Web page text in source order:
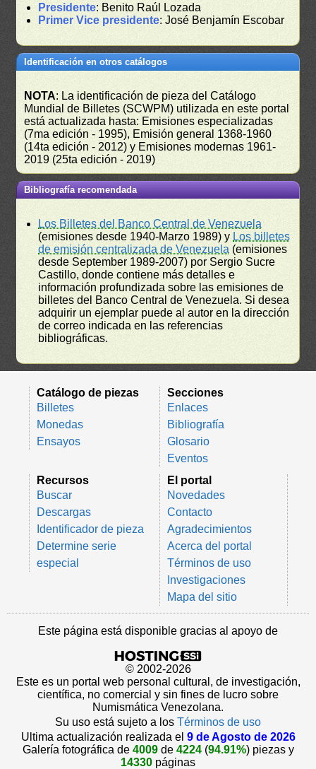
Presidente: Benito Raúl Lozada
Primer Vice presidente: José Benjamín Escobar
Identificación en otros catálogos
NOTA: La identificación de pieza del Catálogo
Mundial de Billetes (SCWPM) utilizada en este portal
está actualizada hasta: Emisiones especializadas
(7ma edición - 1995), Emisión general 1368-1960
(14ta edición - 2012) y Emisiones modernas 1961-
2019 (25ta edición - 2019)
Bibliografía recomendada
Los Billetes del Banco Central de Venezuela
(emisiones desde 1940-Marzo 1989) y Los billetes
de emisión centralizada de Venezuela (emisiones
desde September 1989-2007) por Sergio Sucre
Castillo, donde contiene más detalles e
información profundizada sobre las emisiones de
billetes del Banco Central de Venezuela. Si desea
adquirir un ejemplar puede al autor en la dirección
de correo indicada en las referencias
bibliográficas.
Catálogo de piezas
Billetes
Monedas
Ensayos
Secciones
Enlaces
Bibliografía
Glosario
Eventos
Recursos
Buscar
Descargas
Identificador de pieza
Determine serie
especial
El portal
Novedades
Contacto
Agradecimientos
Acerca del portal
Términos de uso
Investigaciones
Mapa del sitio
Este página está disponible gracias al apoyo de
© 2002-2026
Este es un portal web personal cultural, de investigación,
científica, no comercial y sin fines de lucro sobre
Numismática Venezolana.
Su uso está sujeto a los Términos de uso
Ultima actualización realizada el 9 de Agosto de 2026
Galería fotográfica de 4009de 4224(94.91%) piezas y
14330 páginas